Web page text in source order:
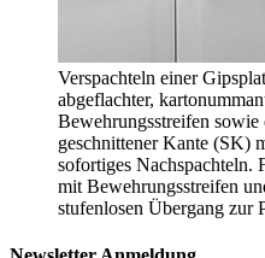
Verspachteln einer
abgeflachter,
Bewehrungsstreifen
geschnittener Kante (SK)
sofortiges Nachspachteln.
mit Bewehrungsstreifen
stufenlosen Übergang zur